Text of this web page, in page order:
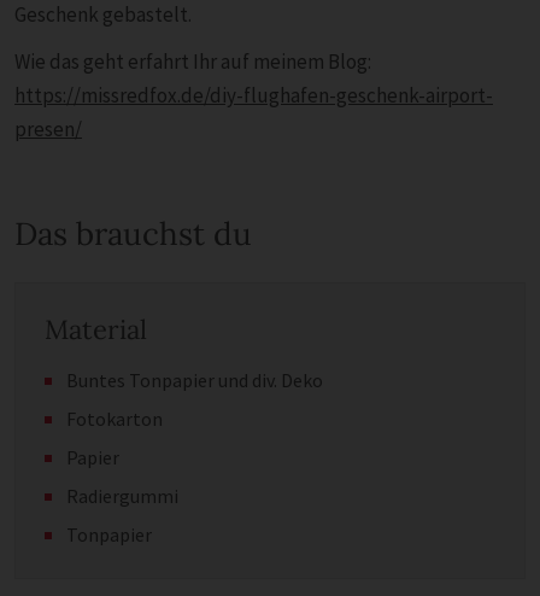
Geschenk gebastelt.
Wie das geht erfahrt Ihr auf meinem Blog:
https://missredfox.de/diy-flughafen-geschenk-airport-
presen/
Das brauchst du
Material
Buntes Tonpapier und div. Deko
Fotokarton
Papier
Radiergummi
Tonpapier